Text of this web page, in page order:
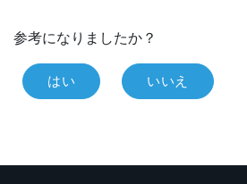
参考になりましたか？
はい いいえ